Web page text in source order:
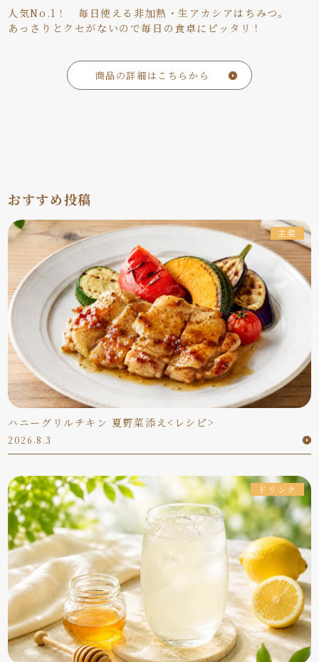
人気No.1！ 毎日使える非加熱・生アカシアはちみつ。
あっさりとクセがないので毎日の食卓にピッタリ！
商品の詳細はこちらから
おすすめ投稿
主菜
ハニーグリルチキン 夏野菜添え<レシピ>
2026.8.3
ドリンク